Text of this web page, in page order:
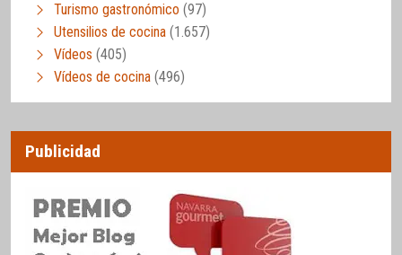
Turismo gastronómico (97)
Utensilios de cocina (1.657)
Vídeos (405)
Vídeos de cocina (496)
Publicidad